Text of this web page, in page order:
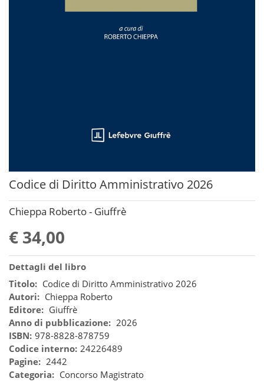
Codice di Diritto Amministrativo 2026
Chieppa Roberto - Giuffrè
€ 34,00
Dettagli del libro
Titolo: Codice di Diritto Amministrativo 2026
Autori: Chieppa Roberto
Editore: Giuffrè
Anno di pubblicazione: 2026
ISBN: 978-8828-878759
Codice interno: 24226489
Pagine: 2442
Categoria: Concorso Magistrato